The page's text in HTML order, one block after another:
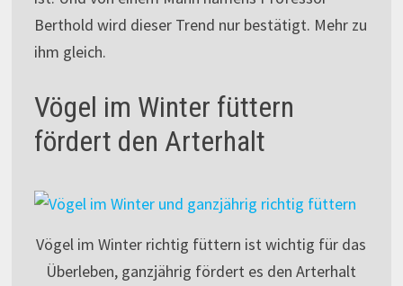
Berthold wird dieser Trend nur bestätigt. Mehr zu
ihm gleich.
Vögel im Winter füttern
fördert den Arterhalt
Vögel im Winter richtig füttern ist wichtig für das
Überleben, ganzjährig fördert es den Arterhalt